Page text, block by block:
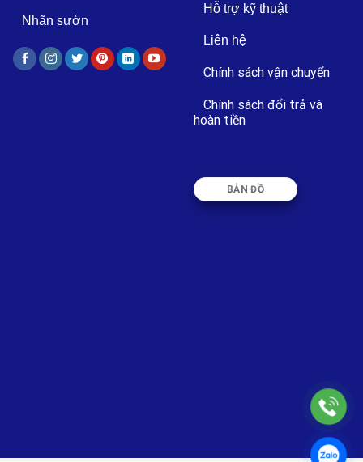
Nhãn sườn
Hỗ trợ kỹ thuật
Liên hệ
Chính sách vận chuyển
Chính sách đổi trả và
hoàn tiền
BẢN ĐỒ